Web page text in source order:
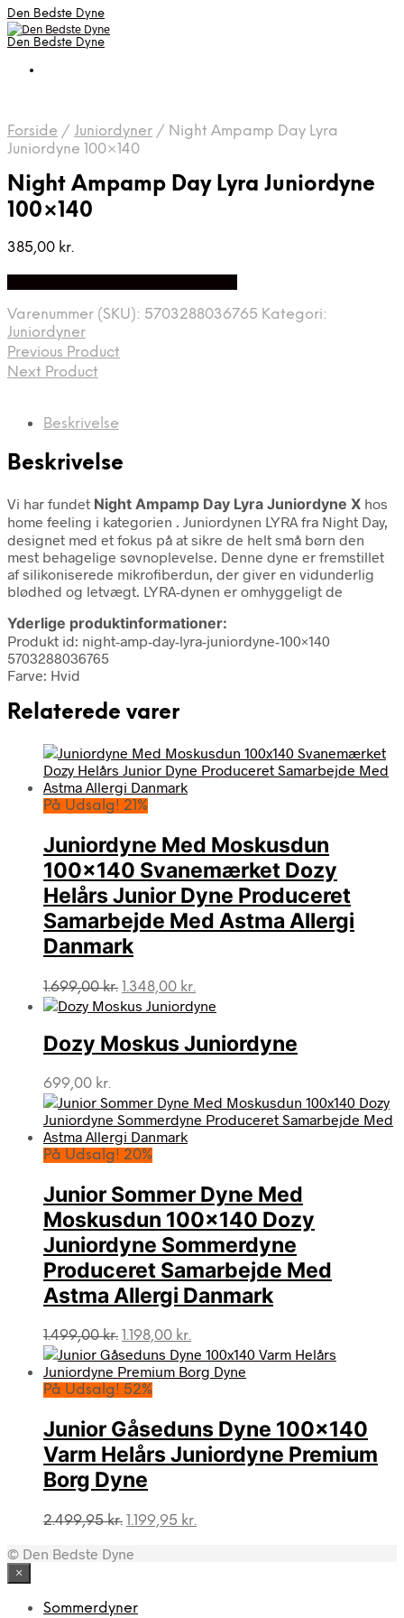
Den Bedste Dyne
Den Bedste Dyne
Forside / Juniordyner / Night Ampamp Day Lyra
Juniordyne 100×140
Night Ampamp Day Lyra Juniordyne
100×140
385,00 kr.
Varenummer (SKU): 5703288036765 Kategori:
Juniordyner
Previous Product
Next Product
Beskrivelse
Beskrivelse
Vi har fundet Night Ampamp Day Lyra Juniordyne X hos
home feeling i kategorien . Juniordynen LYRA fra Night Day,
designet med et fokus på at sikre de helt små børn den
mest behagelige søvnoplevelse. Denne dyne er fremstillet
af silikoniserede mikrofiberdun, der giver en vidunderlig
blødhed og letvægt. LYRA-dynen er omhyggeligt de
Yderlige produktinformationer:
Produkt id: night-amp-day-lyra-juniordyne-100×140
5703288036765
Farve: Hvid
Relaterede varer
På Udsalg! 21%
Juniordyne Med Moskusdun
100×140 Svanemærket Dozy
Helårs Junior Dyne Produceret
Samarbejde Med Astma Allergi
Danmark
1.699,00kr. Den
oprindelige
var:
1.699,00 kr..
1.348,00 kr.
aktuelle
er:
1.348,00 kr..
Dozy Moskus Juniordyne
699,00 kr.
På Udsalg! 20%
Junior Sommer Dyne Med
Moskusdun 100×140 Dozy
Juniordyne Sommerdyne
Produceret Samarbejde Med
Astma Allergi Danmark
1.499,00kr. Den
oprindelige
pris
var:
1.198,00 kr.
aktuelle
pris
På Udsalg! 52%
Junior Gåseduns Dyne 100×140
Varm Helårs Juniordyne Premium
Borg Dyne
2.499,95kr. Den
pris
1.199,95 kr.
© Den Bedste Dyne
×
Sommerdyner